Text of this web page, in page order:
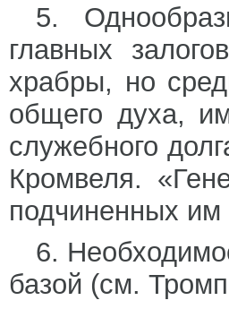
5.
главных
храбры, но
общего духа,
служебного
Кромвеля.
подчиненных
6.
базой (см.